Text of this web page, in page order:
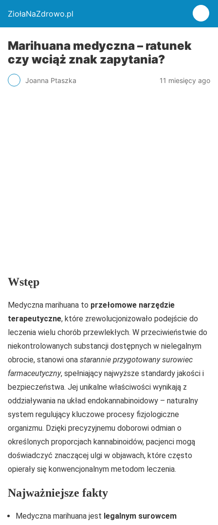
ZiołaNaZdrowo.pl
Marihuana medyczna – ratunek
czy wciąż znak zapytania?
Joanna Ptaszka 11 miesięcy ago
Wstęp
Medyczna marihuana to przełomowe narzędzie
terapeutyczne, które zrewolucjonizowało podejście do
leczenia wielu chorób przewlekłych. W przeciwieństwie do
niekontrolowanych substancji dostępnych w nielegalnym
obrocie, stanowi ona starannie przygotowany surowiec
farmaceutyczny, spełniający najwyższe standardy jakości i
bezpieczeństwa. Jej unikalne właściwości wynikają z
oddziaływania na układ endokannabinoidowy – naturalny
system regulujący kluczowe procesy fizjologiczne
organizmu. Dzięki precyzyjnemu doborowi odmian o
określonych proporcjach kannabinoidów, pacjenci mogą
doświadczyć znaczącej ulgi w objawach, które często
opierały się konwencjonalnym metodom leczenia.
Najważniejsze fakty
Medyczna marihuana jest legalnym surowcem